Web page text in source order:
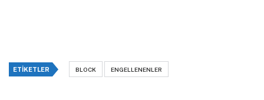
ETIKETLER BLOCK ENGELLENENLER